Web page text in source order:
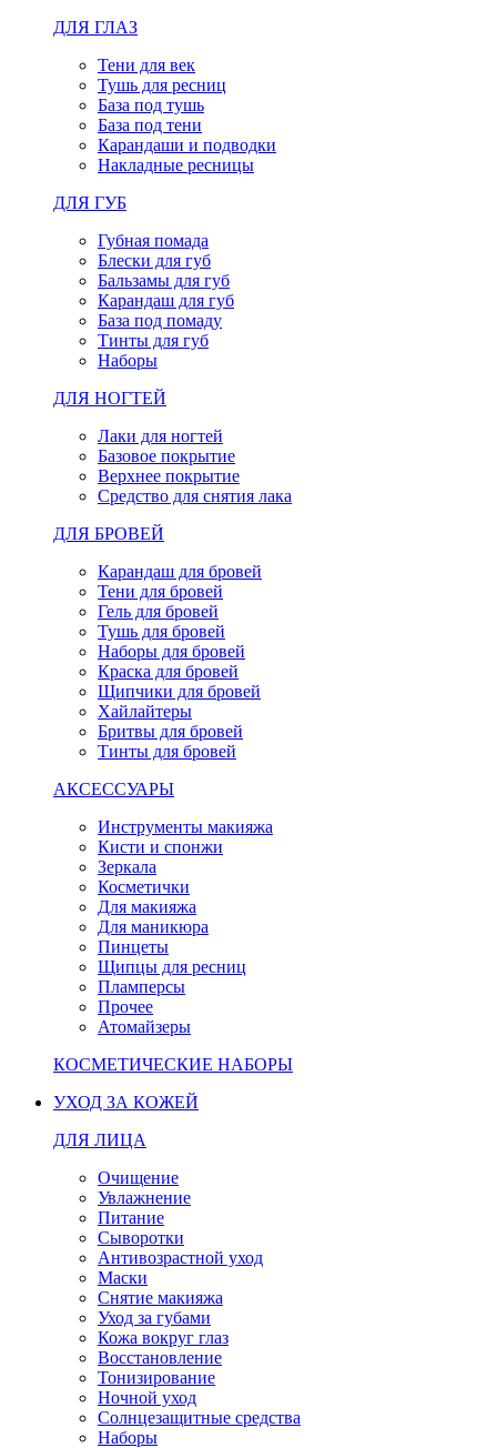
ДЛЯ ГЛАЗ
Тени для век
Тушь для ресниц
База под тушь
База под тени
Карандаши и подводки
Накладные ресницы
ДЛЯ ГУБ
Губная помада
Блески для губ
Бальзамы для губ
Карандаш для губ
База под помаду
Тинты для губ
Наборы
ДЛЯ НОГТЕЙ
Лаки для ногтей
Базовое покрытие
Верхнее покрытие
Средство для снятия лака
ДЛЯ БРОВЕЙ
Карандаш для бровей
Тени для бровей
Гель для бровей
Тушь для бровей
Наборы для бровей
Краска для бровей
Щипчики для бровей
Хайлайтеры
Бритвы для бровей
Тинты для бровей
АКСЕССУАРЫ
Инструменты макияжа
Кисти и спонжи
Зеркала
Косметички
Для макияжа
Для маникюра
Пинцеты
Щипцы для ресниц
Пламперсы
Прочее
Атомайзеры
КОСМЕТИЧЕСКИЕ НАБОРЫ
УХОД ЗА КОЖЕЙ
ДЛЯ ЛИЦА
Очищение
Увлажнение
Питание
Сыворотки
Антивозрастной уход
Маски
Снятие макияжа
Уход за губами
Кожа вокруг глаз
Восстановление
Тонизирование
Ночной уход
Солнцезащитные средства
Наборы